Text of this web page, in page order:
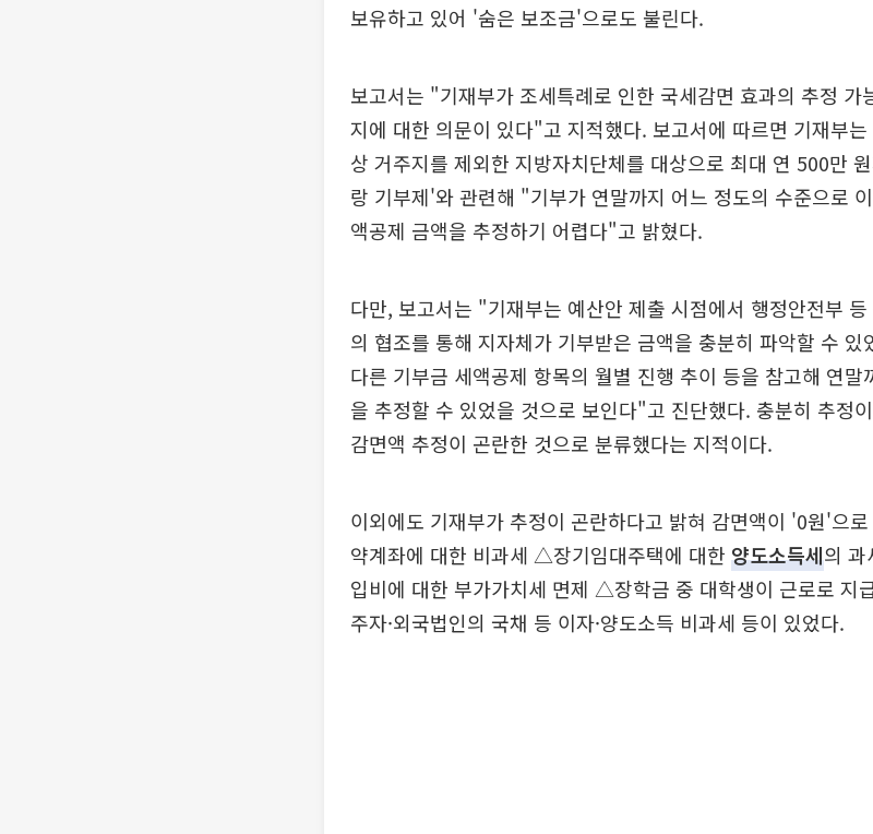
보유하고 있어 '숨은 보조금'으로도 불린다.
보고서는 "기재부가 조세특례로 인한 국세감면 효과의 추정 가
지에 대한 의문이 있다"고 지적했다. 보고서에 따르면 기재부
상 거주지를 제외한 지방자치단체를 대상으로 최대 연 500만
랑 기부제'와 관련해 "기부가 연말까지 어느 정도의 수준으로
액공제 금액을 추정하기 어렵다"고 밝혔다.
다만, 보고서는 "기재부는 예산안 제출 시점에서 행정안전부
의 협조를 통해 지자체가 기부받은 금액을 충분히 파악할 수
다른 기부금 세액공제 항목의 월별 진행 추이 등을 참고해 연
을 추정할 수 있었을 것으로 보인다"고 진단했다. 충분히 추정
감면액 추정이 곤란한 것으로 분류했다는 지적이다.
이외에도 기재부가 추정이 곤란하다고 밝혀 감면액이 '0원'으
약계좌에 대한 비과세 △장기임대주택에 대한 양도소득세의
입비에 대한 부가가치세 면제 △장학금 중 대학생이 근로로 지
주자·외국법인의 국채 등 이자·양도소득 비과세 등이 있었다.